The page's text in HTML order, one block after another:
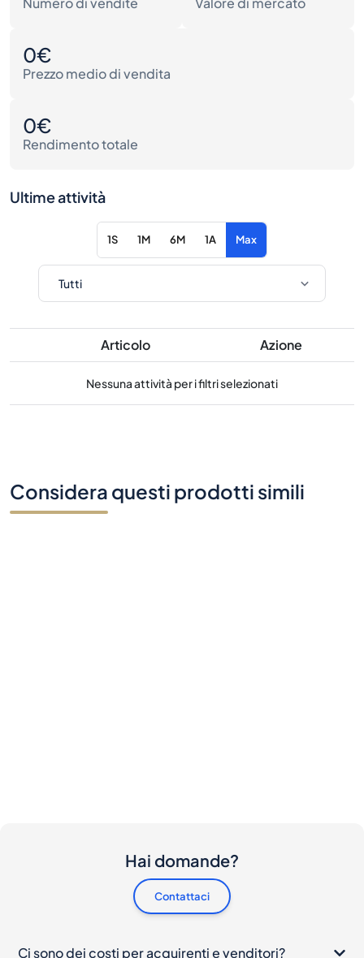
0€
Prezzo medio di vendita
0€
Rendimento totale
Ultime attività
1S 1M 6M 1A Max
Articolo Azione
Nessuna attività per i filtri selezionati
Considera questi prodotti simili
Hai domande?
Contattaci
Ci sono dei costi per acquirenti e venditori?